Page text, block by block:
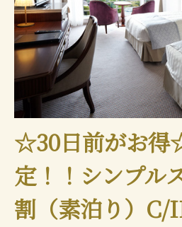
☆30日前がお得
定！！シンプル
割（素泊り）C/